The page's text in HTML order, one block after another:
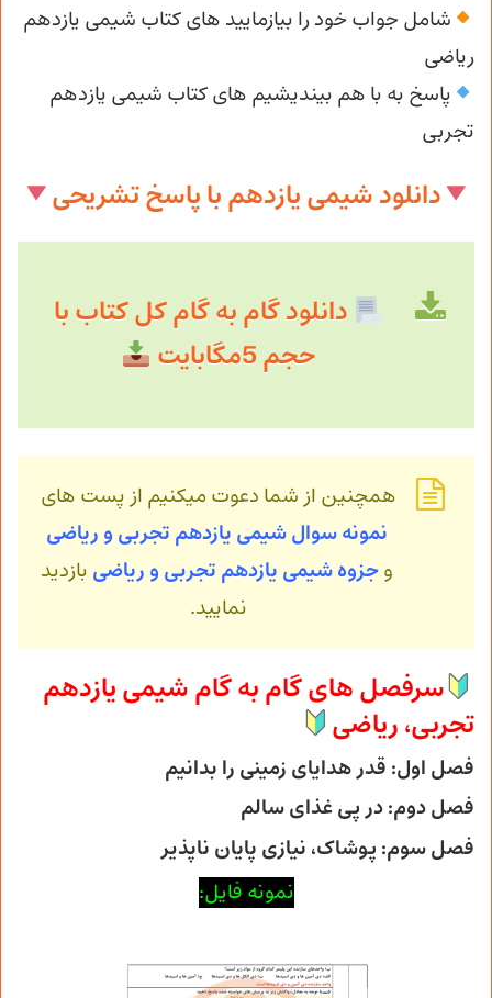
شامل جواب خود را بیازمایید های کتاب شیمی یازدهم
ریاضی
پاسخ به با هم بیندیشیم های کتاب شیمی یازدهم
تجربی
دانلود شیمی یازدهم با پاسخ تشریحی
دانلود گام به گام کل کتاب با
حجم 5مگابایت
همچنین از شما دعوت میکنیم از پست های
نمونه سوال شیمی یازدهم تجربی و ریاضی
وجزوه شیمی یازدهم تجربی و ریاضی بازدید
نمایید.
سرفصل های گام به گام شیمی یازدهم
تجربی، ریاضی
فصل اول: قدر هدایای زمینی را بدانیم
فصل دوم: در پی غذای سالم
فصل سوم: پوشاک، نیازی پایان ناپذیر
نمونه فایل: